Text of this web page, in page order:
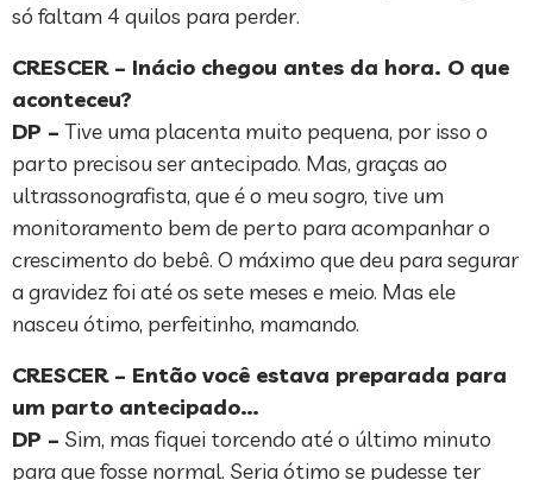
só faltam 4 quilos para perder.
CRESCER – Inácio chegou antes da hora. O que
aconteceu?
DP – Tive uma placenta muito pequena, por isso o
parto precisou ser antecipado. Mas, graças ao
ultrassonografista, que é o meu sogro, tive um
monitoramento bem de perto para acompanhar o
crescimento do bebê. O máximo que deu para segurar
a gravidez foi até os sete meses e meio. Mas ele
nasceu ótimo, perfeitinho, mamando.
CRESCER – Então você estava preparada para
um parto antecipado…
DP – Sim, mas fiquei torcendo até o último minuto
para que fosse normal. Seria ótimo se pudesse ter